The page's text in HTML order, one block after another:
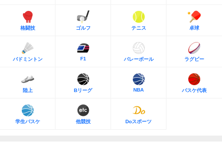
格闘技 ゴルフ テニス 卓球
バドミントン F1 バレーボール ラグビー
陸上 Bリーグ NBA バスケ代表
学生バスケ 他競技 Doスポーツ